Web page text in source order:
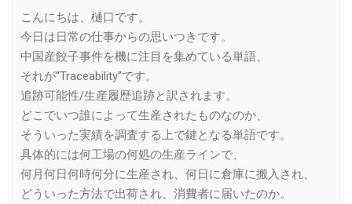
こんにちは、樋口です。
今日は日常の仕事からの思いつきです。
中国産餃子事件を機に注目を集めている単語、
それが”Traceability”です。
追跡可能性/生産履歴追跡と訳されます。
どこでいつ誰によって生産されたものなのか、
そういった実績を調査する上で鍵となる単語です。
具体的には何工場の何処の生産ラインで、
何月何日何時何分に生産され、何日に倉庫に搬入され、
どういった方法で出荷され、消費者に届いたのか。